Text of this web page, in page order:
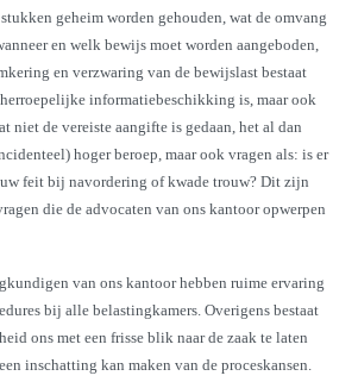
geheim worden gehouden, wat de omvang
en welk bewijs moet worden aangeboden,
en verzwaring van de bewijslast bestaat
informatiebeschikking is, maar ook
niet de vereiste aangifte is gedaan, het al dan
hoger beroep, maar ook vragen als: is er
feit bij navordering of kwade trouw? Dit zijn
die de advocaten van ons kantoor opwerpen
van ons kantoor hebben ruime ervaring
bij alle belastingkamers. Overigens bestaat
ons met een frisse blik naar de zaak te laten
inschatting kan maken van de proceskansen.